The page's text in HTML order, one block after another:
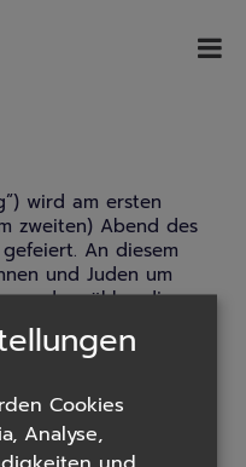
wird am ersten
zweiten) Abend des
An diesem
und Juden um
und erzählen die
aus der
hat. Dabei isst
Das Ei steht für
je länger man es
sieht aus wie der
Cookies
Analyse,